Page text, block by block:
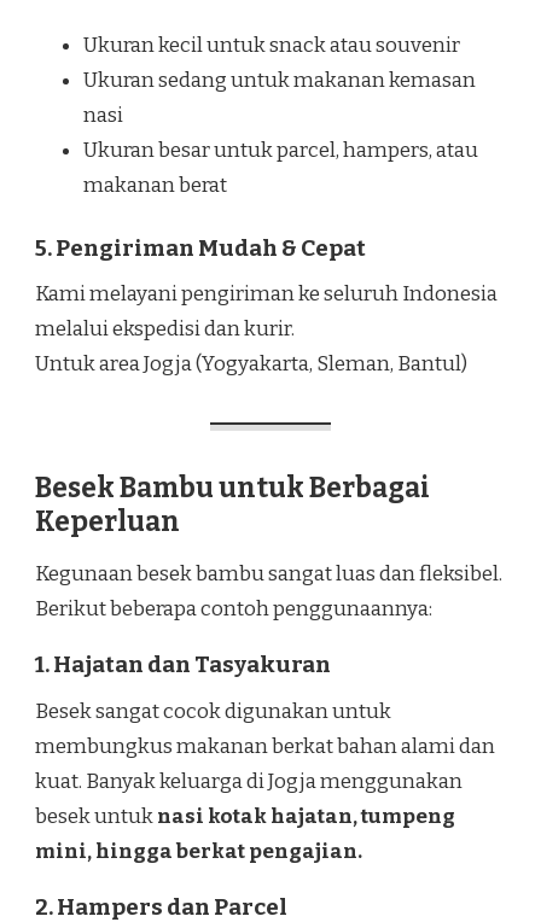
Ukuran kecil untuk snack atau souvenir
Ukuran sedang untuk makanan kemasan
nasi
Ukuran besar untuk parcel, hampers, atau
makanan berat
5. Pengiriman Mudah & Cepat
Kami melayani pengiriman ke seluruh Indonesia
melalui ekspedisi dan kurir.
Untuk area Jogja (Yogyakarta, Sleman, Bantul)
Besek Bambu untuk Berbagai
Keperluan
Kegunaan besek bambu sangat luas dan fleksibel.
Berikut beberapa contoh penggunaannya:
1. Hajatan dan Tasyakuran
Besek sangat cocok digunakan untuk
membungkus makanan berkat bahan alami dan
kuat. Banyak keluarga di Jogja menggunakan
besek untuknasi kotak hajatan, tumpeng
mini, hingga berkat pengajian.
2. Hampers dan Parcel